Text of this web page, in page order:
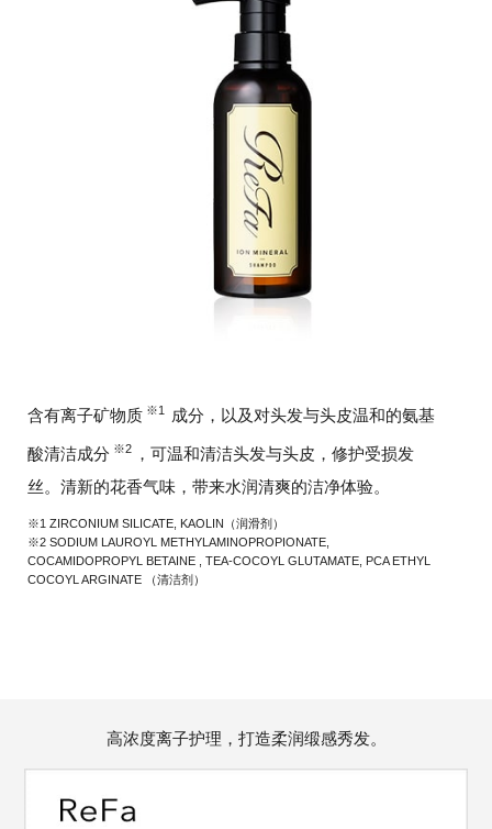
含有离子矿物质 ※1 成分，以及对头发与头皮温和的氨基
酸清洁成分 ※2
，可温和清洁头发与头皮，修护受损发
丝。清新的花香气味，带来水润清爽的洁净体验。
※1 ZIRCONIUM SILICATE, KAOLIN（润滑剂）
※2 SODIUM LAUROYL METHYLAMINOPROPIONATE,
COCAMIDOPROPYL BETAINE , TEA-COCOYL GLUTAMATE, PCA ETHYL
COCOYL ARGINATE （清洁剂）
高浓度离子护理，打造柔润缎感秀发。